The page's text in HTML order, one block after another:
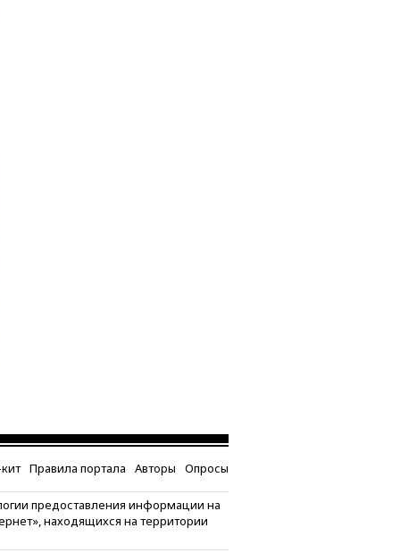
Правила портала Авторы Опросы
предоставления информации на
находящихся на территории